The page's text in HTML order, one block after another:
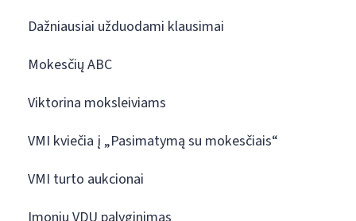
Dažniausiai užduodami klausimai
Mokesčių ABC
Viktorina moksleiviams
VMI kviečia į „Pasimatymą su mokesčiais“
VMI turto aukcionai